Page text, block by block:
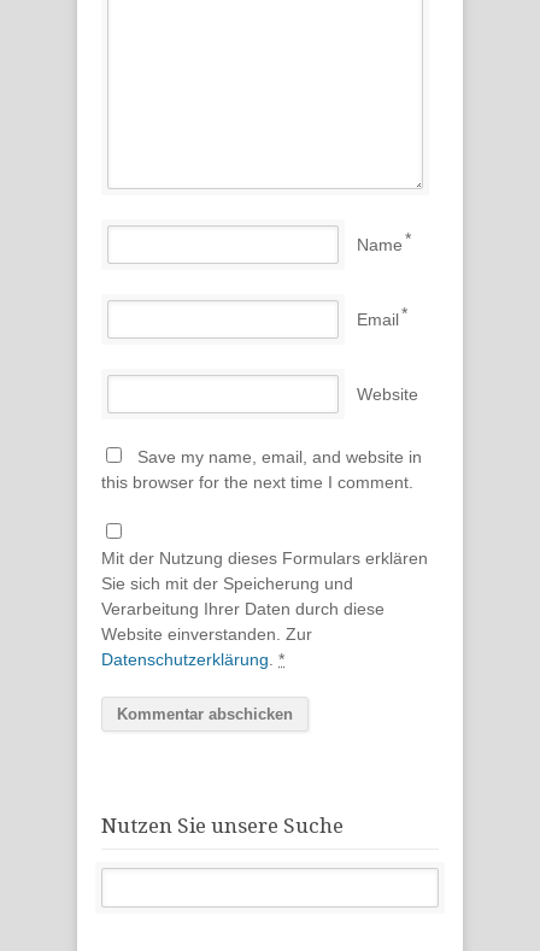
Name*
Email*
Website
Save my name, email, and website in
this browser for the next time I comment.
Mit der Nutzung dieses Formulars erklären
Sie sich mit der Speicherung und
Verarbeitung Ihrer Daten durch diese
Website einverstanden. Zur
Datenschutzerklärung *
Nutzen Sie unsere Suche